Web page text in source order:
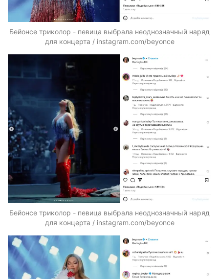
Бейонсе триколор - певица выбрала неоднозначный наряд
для концерта / instagram.com/beyonce
Бейонсе триколор - певица выбрала неоднозначный наряд
для концерта / instagram.com/beyonce